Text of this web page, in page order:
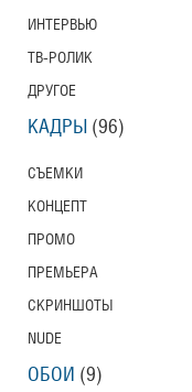
ИНТЕРВЬЮ
ТВ-РОЛИК
ДРУГОЕ
КАДРЫ (96)
СЪЕМКИ
КОНЦЕПТ
ПРОМО
ПРЕМЬЕРА
СКРИНШОТЫ
NUDE
ОБОИ (9)